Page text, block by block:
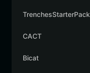
TrenchesStarterPack
CACT
Bicat